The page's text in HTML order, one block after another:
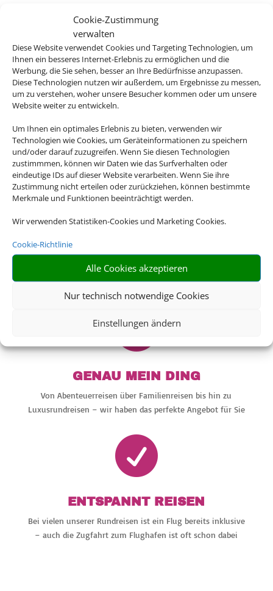
Cookie-Zustimmung
verwalten
Diese Website verwendet Cookies und Targeting Technologien, um
Ihnen ein besseres Internet-Erlebnis zu ermöglichen und die
Werbung, die Sie sehen, besser an Ihre Bedürfnisse anzupassen.
Diese Technologien nutzen wir außerdem, um Ergebnisse zu messen,
um zu verstehen, woher unsere Besucher kommen oder um unsere
Website weiter zu entwickeln.
Um Ihnen ein optimales Erlebnis zu bieten, verwenden wir
Technologien wie Cookies, um Geräteinformationen zu speichern
und/oder darauf zuzugreifen. Wenn Sie diesen Technologien
zustimmmen, können wir Daten wie das Surfverhalten oder
eindeutige IDs auf dieser Website verarbeiten. Wenn Sie ihre
Zustimmung nicht erteilen oder zurückziehen, können bestimmte
Merkmale und Funktionen beeinträchtigt werden.
Wir verwenden Statistiken-Cookies und Marketing Cookies.
Cookie-Richtlinie
Alle Cookies akzeptieren
Nur technisch notwendige Cookies
Einstellungen ändern
Andalusien, Kuba, Kanada, die USA oder doch
lieber Asien? Es gibt so viel zu entdecken auf
der Welt und mit unseren Rundreiseangebote
erleben Sie Ihre Traumdestinationen in ihrer
vollen Vielfalt.

RIESIGE AUSWAHL
Wählen Sie aus einer Vielzahl an Rundreiseangeboten
weltweit

GENAU MEIN DING
Von Abenteuerreisen über Familienreisen bis hin zu
Luxusrundreisen – wir haben das perfekte Angebot für Sie

ENTSPANNT REISEN
Bei vielen unserer Rundreisen ist ein Flug bereits inklusive
– auch die Zugfahrt zum Flughafen ist oft schon dabei